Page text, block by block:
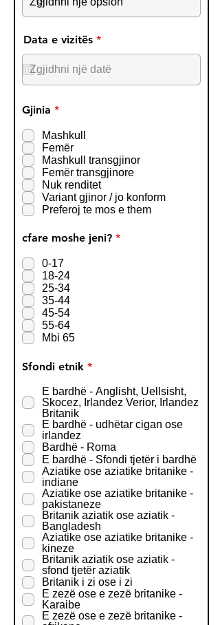
Data e vizitës *r
u
i
Gjinia *R
q
u
i
r
e
d
Mashkull
Femër
Mashkull transgjinor
Femër transgjinore
Nuk renditet
Variant gjinor / jo konform
Preferoj te mos e them
cfare moshe jeni? *R
0-17
18-24
25-34
35-44
45-54
55-64
Mbi 65
Sfondi etnik *R
q
u
i
e
d
E bardhë - Anglisht, Uellsisht,
Skocez, Irlandez Verior, Irlandez
Britanik
E bardhë - udhëtar cigan ose
irlandez
Bardhë - Roma
E bardhë - Sfondi tjetër i bardhë
Aziatike ose aziatike britanike -
indiane
Aziatike ose aziatike britanike -
pakistaneze
Britanik aziatik ose aziatik -
Bangladesh
Aziatike ose aziatike britanike -
kineze
Britanik aziatik ose aziatik -
sfond tjetër aziatik
Britanik i zi ose i zi
E zezë ose e zezë britanike -
Karaibe
E zezë ose e zezë britanike -